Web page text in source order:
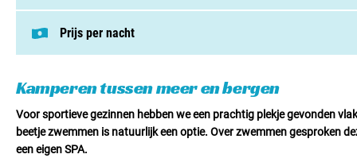
Kamperen tussen meer en bergen
Voor sportieve gezinnen hebben we een prachtig plekje gevonden
beetje zwemmen is natuurlijk een optie. Over zwemmen gesproken
een eigen SPA.
Route De Chaparon 715, 74210, Lathuile
Prijs per nacht
Staanplaatsen v.a. € 22,00